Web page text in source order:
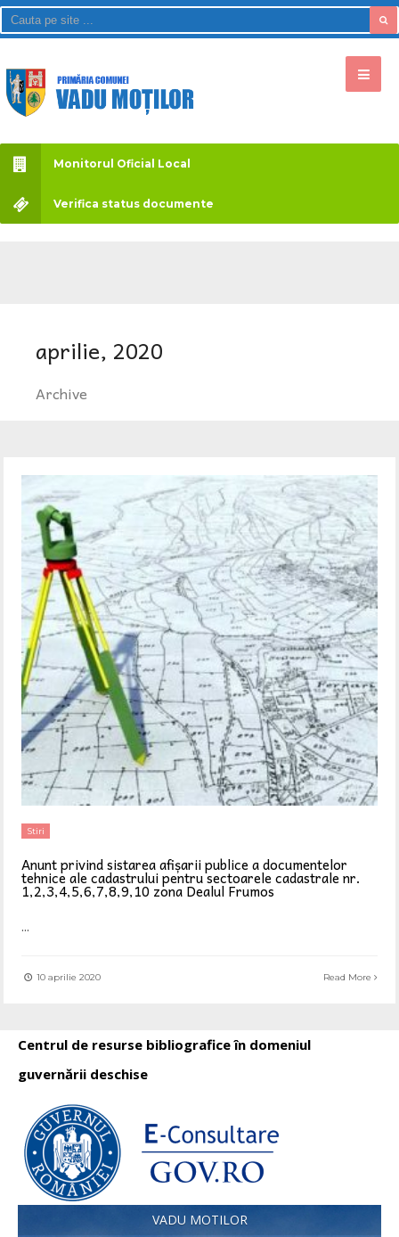
Monitorul Oficial Local
Verifica status documente
aprilie, 2020
Archive
Stiri
Anunt privind sistarea afișarii publice a documentelor
tehnice ale cadastrului pentru sectoarele cadastrale nr.
1,2,3,4,5,6,7,8,9,10 zona Dealul Frumos
...
10 aprilie 2020 Read More
Centrul de resurse bibliografice în domeniul
guvernării deschise
VADU MOTILOR